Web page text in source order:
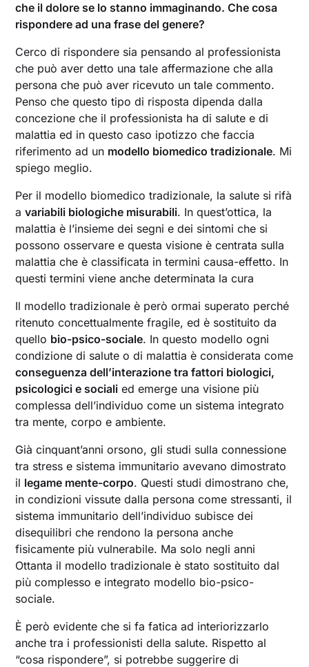
che il dolore se lo stanno immaginando. Che cosa
rispondere ad una frase del genere?
Cerco di rispondere sia pensando al professionista
che può aver detto una tale affermazione che alla
persona che può aver ricevuto un tale commento.
Penso che questo tipo di risposta dipenda dalla
concezione che il professionista ha di salute e di
malattia ed in questo caso ipotizzo che faccia
riferimento ad un modello biomedico tradizionale. Mi
spiego meglio.
Per il modello biomedico tradizionale, la salute si rifà
avariabili biologiche misurabili. In quest’ottica, la
malattia è l’insieme dei segni e dei sintomi che si
possono osservare e questa visione è centrata sulla
malattia che è classificata in termini causa-effetto. In
questi termini viene anche determinata la cura
Il modello tradizionale è però ormai superato perché
ritenuto concettualmente fragile, ed è sostituito da
quello bio-psico-sociale. In questo modello ogni
condizione di salute o di malattia è considerata come
conseguenza dell’interazione tra fattori biologici,
psicologici e sociali ed emerge una visione più
complessa dell’individuo come un sistema integrato
tra mente, corpo e ambiente.
Già cinquant’anni orsono, gli studi sulla connessione
tra stress e sistema immunitario avevano dimostrato
il legame mente-corpo. Questi studi dimostrano che,
in condizioni vissute dalla persona come stressanti, il
sistema immunitario dell’individuo subisce dei
disequilibri che rendono la persona anche
fisicamente più vulnerabile. Ma solo negli anni
Ottanta il modello tradizionale è stato sostituito dal
più complesso e integrato modello bio-psico-
sociale.
È però evidente che si fa fatica ad interiorizzarlo
anche tra i professionisti della salute. Rispetto al
“cosa rispondere”, si potrebbe suggerire di